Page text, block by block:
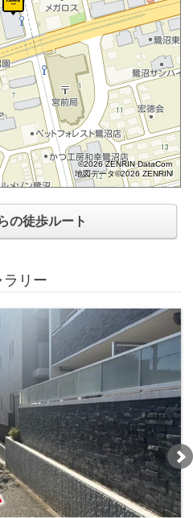
©2026 ZENRIN DataCom
地図データ©2026 ZENRIN
の徒歩ルート
ラリー